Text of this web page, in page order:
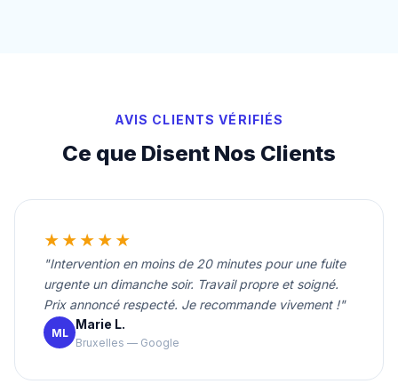
AVIS CLIENTS VÉRIFIÉS
Ce que Disent Nos Clients
★★★★★
"Intervention en moins de 20 minutes pour une fuite
urgente un dimanche soir. Travail propre et soigné.
Prix annoncé respecté. Je recommande vivement !"
ML
Marie L.
Bruxelles — Google